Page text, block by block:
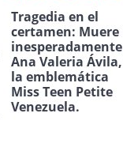
Tragedia en el
certamen: Muere
inesperadamente
Ana Valeria Ávila,
la emblemática
Miss Teen Petite
Venezuela.